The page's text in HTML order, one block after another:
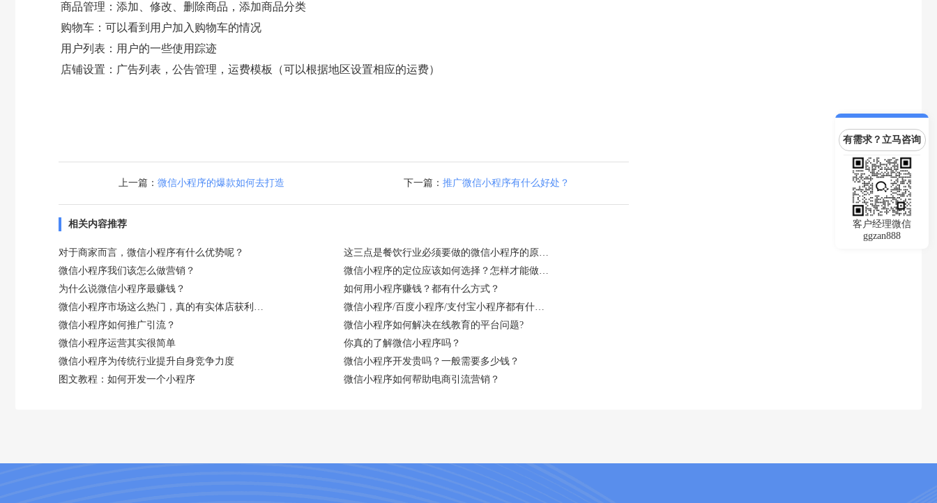
商品管理：添加、修改、删除商品，添加商品分类
购物车：可以看到用户加入购物车的情况
用户列表：用户的一些使用踪迹
店铺设置：广告列表，公告管理，运费模板（可以根据地区设置相应的运费）
上一篇： 微信小程序的爆款如何去打造 下一篇： 推广微信小程序有什么好处？
相关内容推荐
对于商家而言，微信小程序有什么优势呢？
这三点是餐饮行业必须要做的微信小程序的原因！
微信小程序我们该怎么做营销？
微信小程序的定位应该如何选择？怎样才能做到吸粉？
为什么说微信小程序最赚钱？
如何用小程序赚钱？都有什么方式？
微信小程序市场这么热门，真的有实体店获利吗？
微信小程序/百度小程序/支付宝小程序都有什么特点？
微信小程序如何推广引流？
微信小程序如何解决在线教育的平台问题?
微信小程序运营其实很简单
你真的了解微信小程序吗？
微信小程序为传统行业提升自身竞争力度
微信小程序开发贵吗？一般需要多少钱？
图文教程：如何开发一个小程序
微信小程序如何帮助电商引流营销？
有需求？立马咨询
客户经理微信
ggzan888